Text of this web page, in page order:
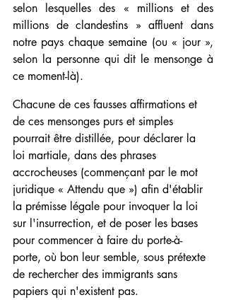
selon lesquelles des « millions et des
millions de clandestins » affluent dans
notre pays chaque semaine (ou « jour »,
selon la personne qui dit le mensonge à
ce moment-là).
Chacune de ces fausses affirmations et
de ces mensonges purs et simples
pourrait être distillée, pour déclarer la
loi martiale, dans des phrases
accrocheuses (commençant par le mot
juridique « Attendu que ») afin d'établir
la prémisse légale pour invoquer la loi
sur l'insurrection, et de poser les bases
pour commencer à faire du porte-à-
porte, où bon leur semble, sous prétexte
de rechercher des immigrants sans
papiers qui n'existent pas.